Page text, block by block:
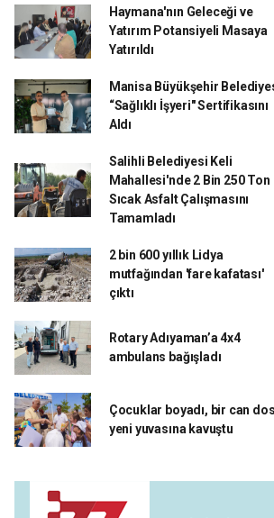
Haymana'nın Geleceği ve
Yatırım Potansiyeli Masaya
Yatırıldı
Manisa Büyükşehir
“Sağlıklı İşyeri" Sertifikasını
Aldı
Salihli Belediyesi Keli
Mahallesi'nde 2 Bin 250 Ton
Sıcak Asfalt Çalışmasını
Tamamladı
2 bin 600 yıllık Lidya
mutfağından 'fare kafatası'
çıktı
Rotary Adıyaman’a 4x4
ambulans bağışladı
Çocuklar boyadı, bir can
yeni yuvasına kavuştu